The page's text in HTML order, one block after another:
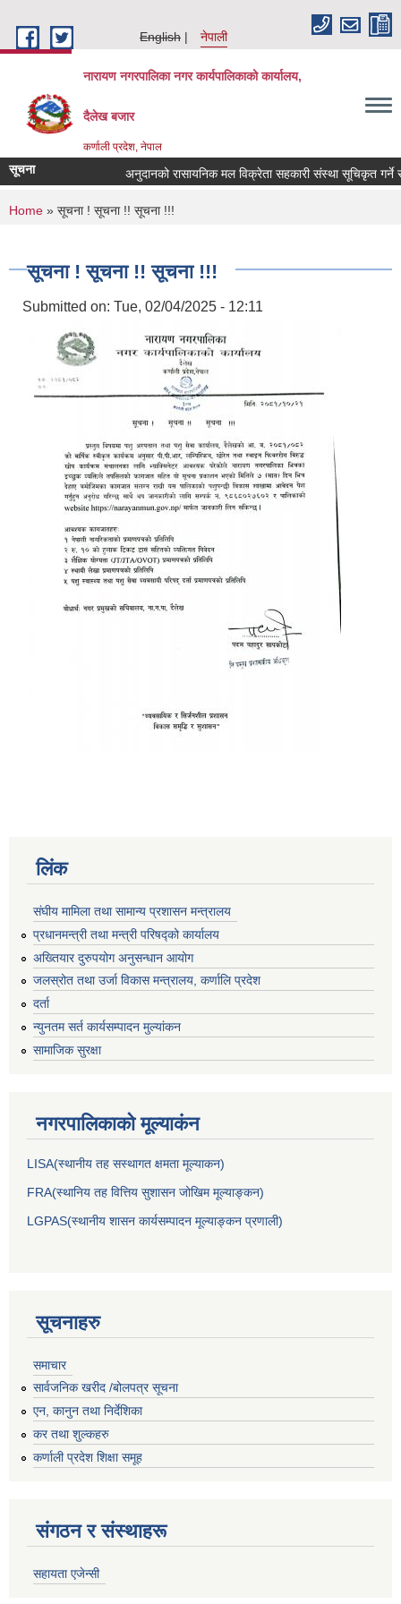
English
नेपाली
नारायण नगरपालिका नगर कार्यपालिकाको कार्यालय,
दैलेख बजार
कर्णाली प्रदेश, नेपाल
सूचना अनुदानको रासायनिक मल विक्रेता सहकारी संस्था सूचिकृत गर्ने
You are here
Home » सूचना ! सूचना !! सूचना !!!
सूचना ! सूचना !! सूचना !!!
Submitted on: Tue, 02/04/2025 - 12:11
लिंक
संघीय मामिला तथा सामान्य प्रशासन मन्त्रालय
प्रधानमन्त्री तथा मन्त्री परिषद्को कार्यालय
अख्तियार दुरुपयोग अनुसन्धान आयोग
जलस्रोत तथा उर्जा विकास मन्त्रालय, कर्णालि प्रदेश
दर्ता
न्युनतम सर्त कार्यसम्पादन मुल्यांकन
सामाजिक सुरक्षा
नगरपालिकाकाे मूल्याकंन
LISA(स्थानीय तह सस्थागत क्षमता मूल्याक‌न)
FRA(स्थानिय तह वित्तिय सुशासन जोखिम मूल्याङ्कन)
LGPAS(स्थानीय शासन कार्यसम्पादन मूल्याङ्कन प्रणाली)
सूचनाहरु
समाचार
सार्वजनिक खरीद /बोलपत्र सूचना
एन, कानुन तथा निर्देशिका
कर तथा शुल्कहरु
कर्णाली प्रदेश शिक्षा समूह
संगठन र संस्थाहरू
सहायता एजेन्सी